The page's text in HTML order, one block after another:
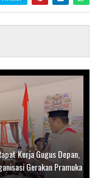
Kerja Gugus Depan,
Gerakan Pramuka